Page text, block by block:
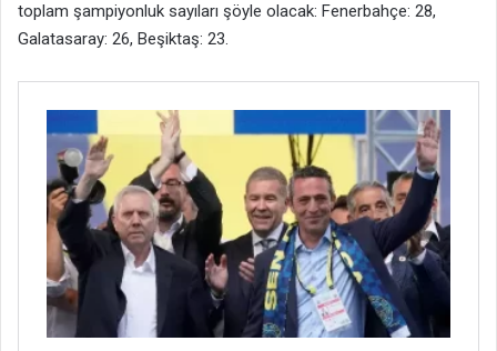
toplam şampiyonluk sayıları şöyle olacak: Fenerbahçe: 28,
Galatasaray: 26, Beşiktaş: 23.